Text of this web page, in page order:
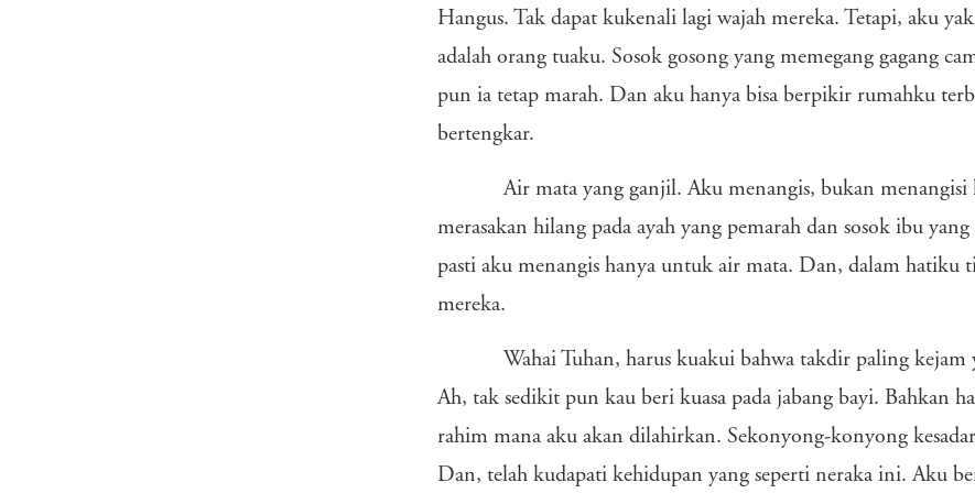
Hangus. Tak dapat kukenali lagi wajah mereka. Tetapi, aku
adalah orang tuaku. Sosok gosong yang memegang gagang
pun ia tetap marah. Dan aku hanya bisa berpikir rumahku
bertengkar.
Air mata yang ganjil. Aku menangis, bukan
merasakan hilang pada ayah yang pemarah dan sosok ibu
pasti aku menangis hanya untuk air mata. Dan, dalam hatiku
mereka.
Wahai Tuhan, harus kuakui bahwa takdir paling
Ah, tak sedikit pun kau beri kuasa pada jabang bayi. Bahkan
rahim mana aku akan dilahirkan. Sekonyong-konyong
Dan, telah kudapati kehidupan yang seperti neraka ini. Aku